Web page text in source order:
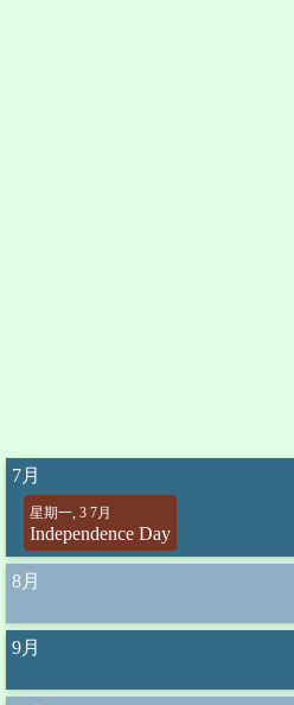
7月
星期一, 3 7月
Independence Day
8月
9月